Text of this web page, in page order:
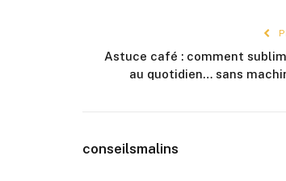
Astuce café : comment
au quotidien… sans
conseilsmalins